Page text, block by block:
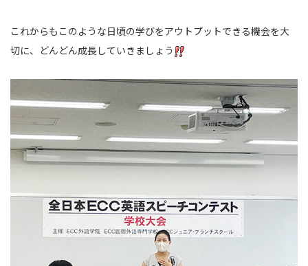
これからもこのような日頃の学びをアウトプットできる機会を大
切に、どんどん成長していきましょう